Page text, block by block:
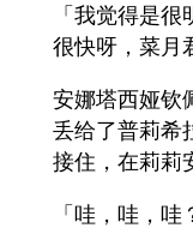
「我觉得是
很快呀，菜月
安娜塔西娅钦
丢给了普莉希
接住，在莉莉
「哇，哇，哇